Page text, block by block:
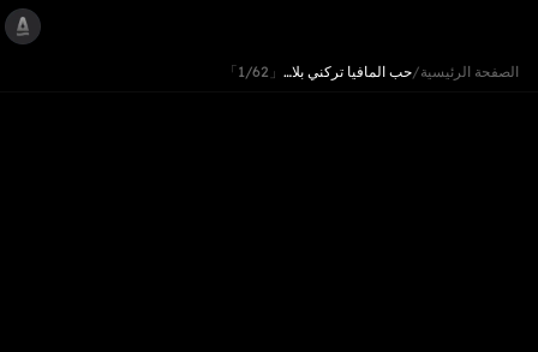
الصفحة الرئيسية/حب المافيا تركني بلا… 「1/62」